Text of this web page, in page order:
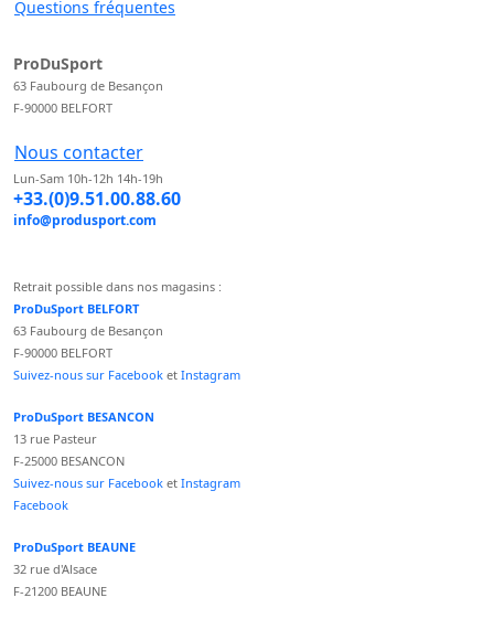
Questions fréquentes
ProDuSport
63 Faubourg de Besançon
F-90000 BELFORT
Nous contacter
Lun-Sam 10h-12h 14h-19h
+33.(0)9.51.00.88.60
info@produsport.com
Retrait possible dans nos magasins :
ProDuSport BELFORT
63 Faubourg de Besançon
F-90000 BELFORT
Suivez-nous sur Facebook et Instagram
ProDuSport BESANCON
13 rue Pasteur
F-25000 BESANCON
Suivez-nous sur Facebook et Instagram
Facebook
ProDuSport BEAUNE
32 rue d'Alsace
F-21200 BEAUNE